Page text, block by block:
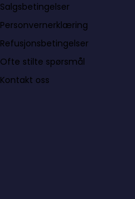
Salgsbetingelser
Personvernerklæring
Refusjonsbetingelser
Ofte stilte spørsmål
Kontakt oss